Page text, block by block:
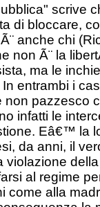
scrive
di bloccare,
anche chi
non Ã¨ la
ma le
entrambi i
pazzesco
infatti le
Eâ€™ la
da anni, il
al regime
come alla